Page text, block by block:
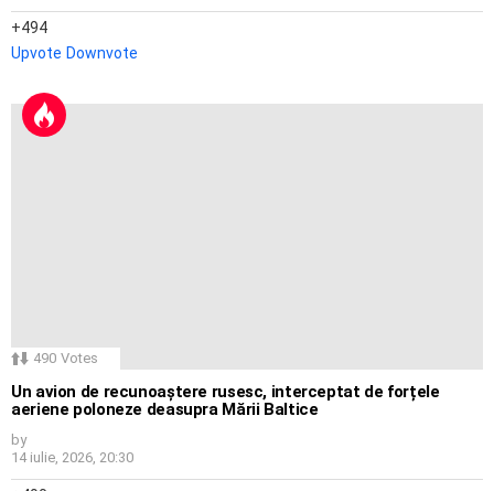
494
Upvote Downvote
490 Votes
Un avion de recunoaștere rusesc, interceptat de forțele
aeriene poloneze deasupra Mării Baltice
by
14 iulie, 2026, 20:30